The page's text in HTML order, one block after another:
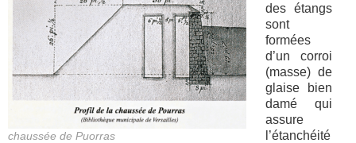
chaussée de Puorras
des étangs
sont
formées
d’un corroi
(masse) de
glaise bien
damé qui
assure
l’étanchéité